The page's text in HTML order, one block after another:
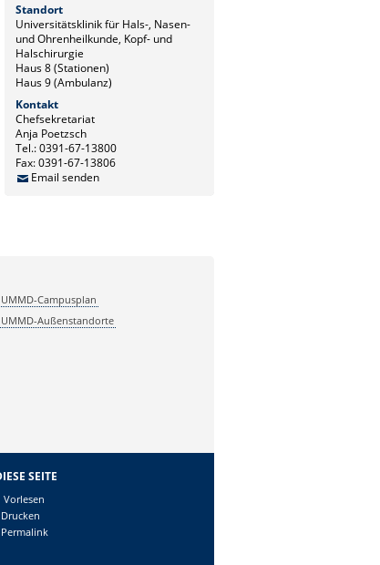
Standort
Universitätsklinik für Hals-, Nasen-
und Ohrenheilkunde, Kopf- und
Halschirurgie
Haus 8 (Stationen)
Haus 9 (Ambulanz)
Kontakt
Chefsekretariat
Anja Poetzsch
Tel.: 0391-67-13800
Fax: 0391-67-13806
Email senden
UMMD-Campusplan
UMMD-Außenstandorte
SEITE
Vorlesen
Drucken
Permalink